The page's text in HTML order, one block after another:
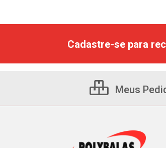
Cadastre-se para
Meus